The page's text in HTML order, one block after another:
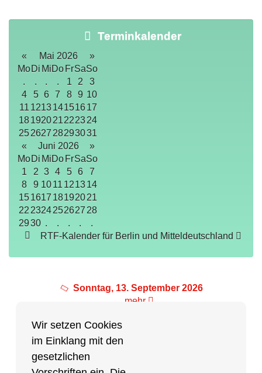
Wir setzen Cookies
im Einklang mit den
gesetzlichen
Terminkalender
« Mai 2026
»
MoDi MiDo FrSaSo
.
. . . 1 2
3
4
5 6 7 8 9 10
11 121314151617
18192021222324
252627 28293031
«
Juni 2026
»
MoDi MiDo FrSaSo
1
2 3 4 5 6
7
8
9 1011 121314
151617 18192021
22 2324252627 28
2930 . . . .
.
RTF-Kalender für Berlin und Mitteldeutschland
Sonntag, 13. September 2026
mehr
Partner des Breitensports